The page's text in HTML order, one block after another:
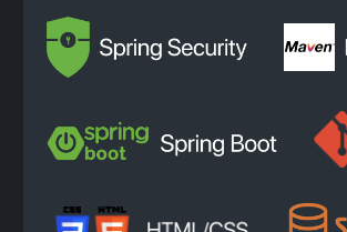
Хочешь стать Java-
разработчиком?
Начни прямо сейчас — оставь
обучению!